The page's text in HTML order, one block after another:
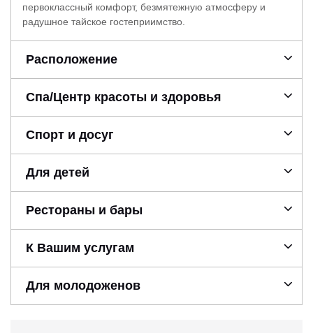
первоклассный комфорт, безмятежную атмосферу и
радушное тайское гостеприимство.
Расположение
Спа/Центр красоты и здоровья
Спорт и досуг
Для детей
Рестораны и бары
К Вашим услугам
Для молодоженов